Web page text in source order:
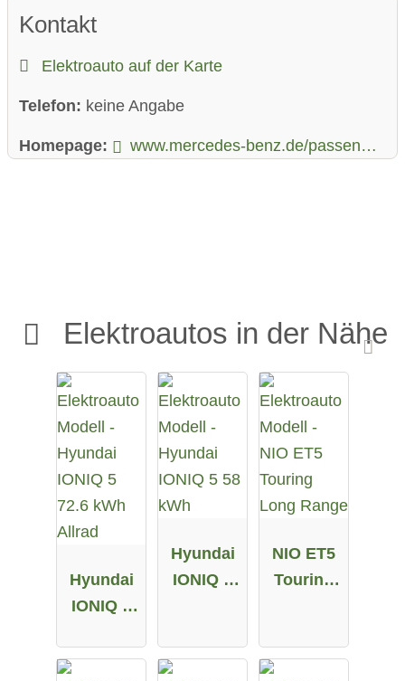
Kontakt
Elektroauto auf der Karte
Telefon: keine Angabe
Homepage: www.mercedes-benz.de/passengercars/models/saloon/eqe/overview.html
Elektroautos in der Nähe
Hyundai
IONIQ 5
Allrad
Hyundai
IONIQ 5
NIO ET5
Touring